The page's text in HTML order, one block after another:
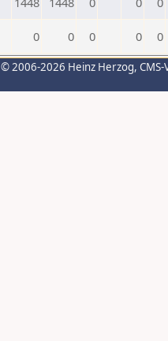
0 0 0 0 0
© 2006-2026 Heinz Herzog,